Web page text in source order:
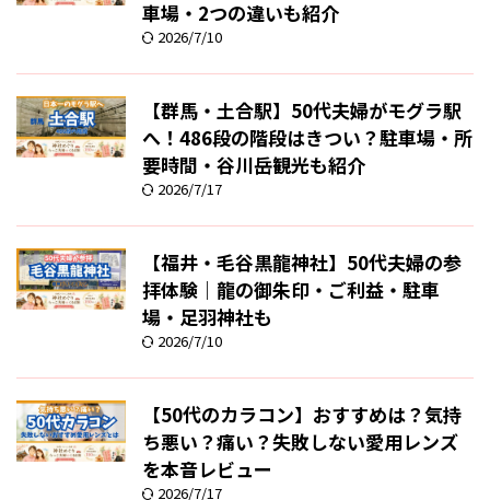
車場・2つの違いも紹介
2026/7/10
【群馬・土合駅】50代夫婦がモグラ駅
へ！486段の階段はきつい？駐車場・所
要時間・谷川岳観光も紹介
2026/7/17
【福井・毛谷黒龍神社】50代夫婦の参
拝体験｜龍の御朱印・ご利益・駐車
場・足羽神社も
2026/7/10
【50代のカラコン】おすすめは？気持
ち悪い？痛い？失敗しない愛用レンズ
を本音レビュー
2026/7/17